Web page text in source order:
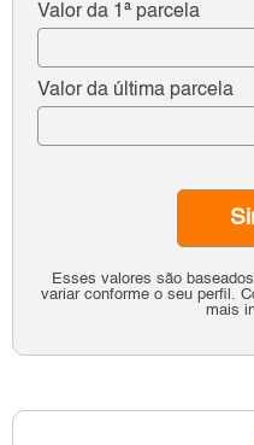
Valor da 1ª parcela
Valor da última parcela
Esses valores são
variar conforme o seu perfil.
mais